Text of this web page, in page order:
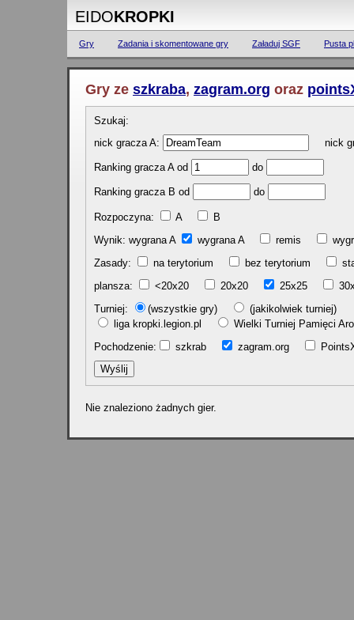
EIDOKROPKI
Gry Zadania i skomentowane gry Załaduj SGF Pusta
Gry ze szkraba, zagram.org oraz
Szukaj:
nick gracza A:
nick
Ranking gracza A od do
Ranking gracza B od do
Rozpoczyna: A
B
Wynik: wygrana A
wygrana A remis
Zasady:
na terytorium bez terytorium
plansza:
<20x20 20x20 25x25
Turniej:
(wszystkie gry)
(jakikolwiek turniej)
liga kropki.legion.pl
Wielki Turniej Pamięci
Pochodzenie:
szkrab zagram.org
Nie znaleziono żadnych gier.